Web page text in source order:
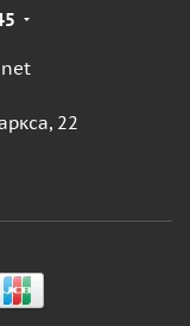
22